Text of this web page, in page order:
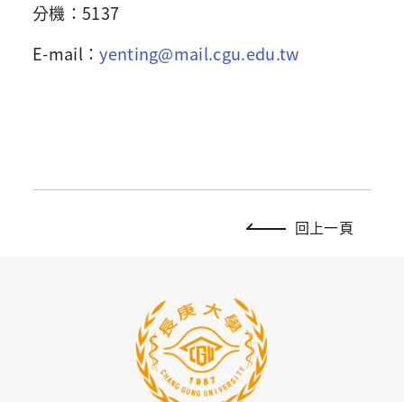
分機 ：5137
E-mail ：yenting@mail.cgu.edu.tw
回上一頁